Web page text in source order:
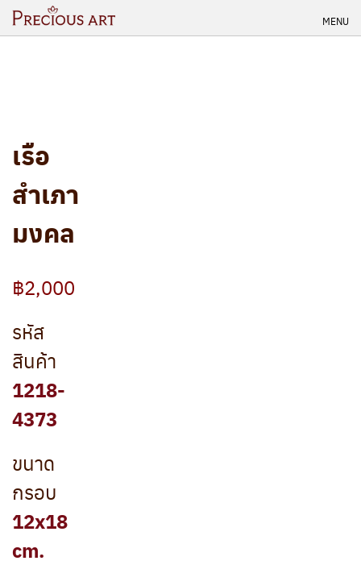
Skip
MENU
เรือ
สำเภา
มงคล
฿2,000
รหัส
สินค้า
1218-
4373
ขนาด
กรอบ
12x18
cm.